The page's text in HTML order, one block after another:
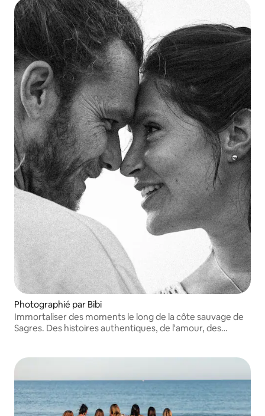
Photographié par Bibi
Immortaliser des moments le long de la côte sauvage de
Sagres. Des histoires authentiques, de l'amour, des